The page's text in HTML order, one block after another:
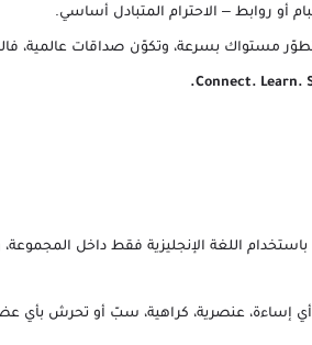
أو روابط – الاحترام المتبادل أساسي.
مستواك بسرعة، وتكوّن صداقات عالمية،
Connect. Learn.
اللغة الإنجليزية فقط داخل
أي إساءة، عنصرية، كراهية، سبّ أو تحرش بأي